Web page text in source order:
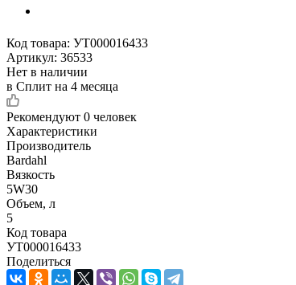
Код товара: УТ000016433
Артикул: 36533
Нет в наличии
в Сплит на 4 месяца
Рекомендуют 0 человек
Характеристики
Производитель
Bardahl
Вязкость
5W30
Объем, л
5
Код товара
УТ000016433
Поделиться